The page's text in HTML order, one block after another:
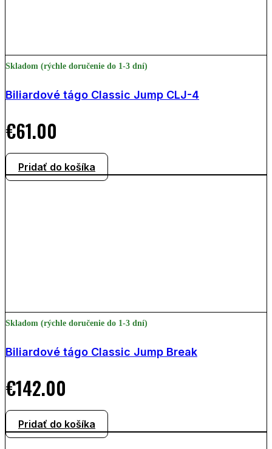
Skladom (rýchle doručenie do 1-3 dní)
Biliardové tágo Classic Jump CLJ-4
€61.00
Pridať do košíka
Skladom (rýchle doručenie do 1-3 dní)
Biliardové tágo Classic Jump Break
€142.00
Pridať do košíka